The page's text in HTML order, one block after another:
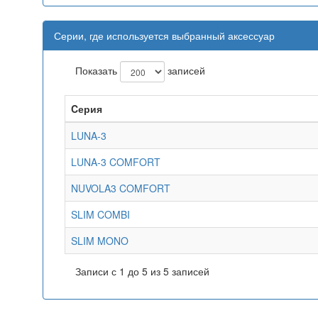
Серии, где используется выбранный аксессуар
Показать записей
Cерия
LUNA-3
LUNA-3 COMFORT
NUVOLA3 COMFORT
SLIM COMBI
SLIM MONO
Записи с 1 до 5 из 5 записей